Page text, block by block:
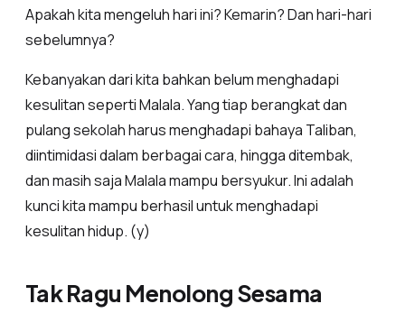
Apakah kita mengeluh hari ini? Kemarin? Dan hari-hari
sebelumnya?
Kebanyakan dari kita bahkan belum menghadapi
kesulitan seperti Malala. Yang tiap berangkat dan
pulang sekolah harus menghadapi bahaya Taliban,
diintimidasi dalam berbagai cara, hingga ditembak,
dan masih saja Malala mampu bersyukur. Ini adalah
kunci kita mampu berhasil untuk menghadapi
kesulitan hidup. (y)
Tak Ragu Menolong Sesama